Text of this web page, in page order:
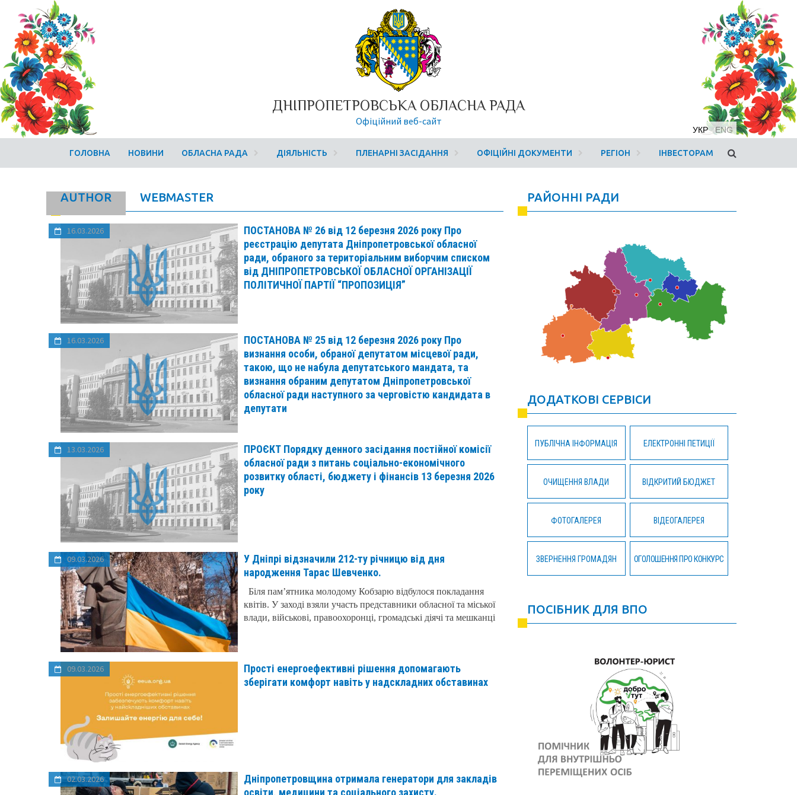
ДНІПРОПЕТРОВСЬКА ОБЛАСНА РАДА
Офіційний веб-сайт
УКР ENG
ГОЛОВНА НОВИНИ ОБЛАСНА РАДА ДІЯЛЬНІСТЬ ПЛЕНАРНІ ЗАСІДАННЯ ОФІЦІЙНІ ДОКУМЕНТИ РЕГІОН ІНВЕСТОРАМ
AUTHOR WEBMASTER
16.03.2026
ПОСТАНОВА № 26 від 12 березня 2026 року Про
реєстрацію депутата Дніпропетровської обласної
ради, обраного за територіальним виборчим списком
від ДНІПРОПЕТРОВСЬКОЇ ОБЛАСНОЇ ОРГАНІЗАЦІЇ
ПОЛІТИЧНОЇ ПАРТІЇ “ПРОПОЗИЦІЯ”
16.03.2026
ПОСТАНОВА № 25 від 12 березня 2026 року Про
визнання особи, обраної депутатом місцевої ради,
такою, що не набула депутатського мандата, та
визнання обраним депутатом Дніпропетровської
обласної ради наступного за черговістю кандидата в
депутати
13.03.2026
ПРОЄКТ Порядку денного засідання постійної комісії
обласної ради з питань соціально-економічного
розвитку області, бюджету і фінансів 13 березня 2026
року
09.03.2026
У Дніпрі відзначили 212-ту річницю від дня
народження Тарас Шевченко.
Біля пам’ятника молодому Кобзарю відбулося покладання
квітів. У заході взяли участь представники обласної та міської
влади, військові, правоохоронці, громадські діячі та мешканці
09.03.2026
Прості енергоефективні рішення допомагають
зберігати комфорт навіть у надскладних обставинах
02.03.2026
Дніпропетровщина отримала генератори для закладів
освіти, медицини та соціального захисту.
РАЙОННІ РАДИ
ДОДАТКОВІ СЕРВІСИ
ПУБЛІЧНА ІНФОРМАЦІЯ ЕЛЕКТРОННІ ПЕТИЦІЇ
ОЧИЩЕННЯ ВЛАДИ ВІДКРИТИЙ БЮДЖЕТ
ФОТОГАЛЕРЕЯ ВІДЕОГАЛЕРЕЯ
ЗВЕРНЕННЯ ГРОМАДЯН ОГОЛОШЕННЯ ПРО КОНКУРС
ПОСІБНИК ДЛЯ ВПО